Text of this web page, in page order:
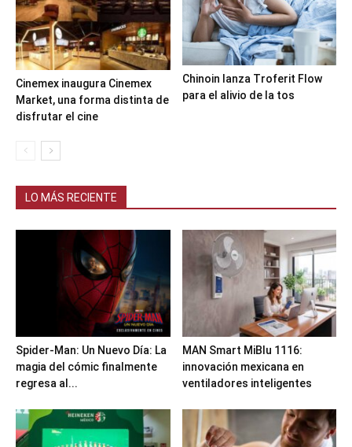
Cinemex inaugura Cinemex
Market, una forma distinta de
disfrutar el cine
Chinoin lanza Troferit Flow
para el alivio de la tos
LO MÁS RECIENTE
Spider-Man: Un Nuevo Día: La
magia del cómic finalmente
regresa al...
MAN Smart MiBlu 1116:
innovación mexicana en
ventiladores inteligentes